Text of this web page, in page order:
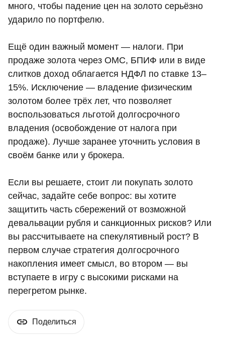
много, чтобы падение цен на золото серьёзно
ударило по портфелю.
Ещё один важный момент — налоги. При
продаже золота через ОМС, БПИФ или в виде
слитков доход облагается НДФЛ по ставке 13–
15%. Исключение — владение физическим
золотом более трёх лет, что позволяет
воспользоваться льготой долгосрочного
владения (освобождение от налога при
продаже). Лучше заранее уточнить условия в
своём банке или у брокера.
Если вы решаете, стоит ли покупать золото
сейчас, задайте себе вопрос: вы хотите
защитить часть сбережений от возможной
девальвации рубля и санкционных рисков? Или
вы рассчитываете на спекулятивный рост? В
первом случае стратегия долгосрочного
накопления имеет смысл, во втором — вы
вступаете в игру с высокими рисками на
перегретом рынке.
Поделиться